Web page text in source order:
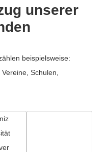
unserer
beispielsweise:
Schulen,